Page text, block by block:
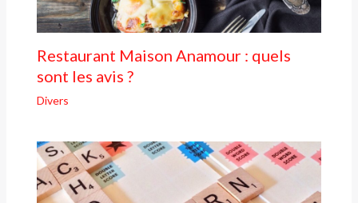
Restaurant Maison Anamour : quels
sont les avis ?
Divers